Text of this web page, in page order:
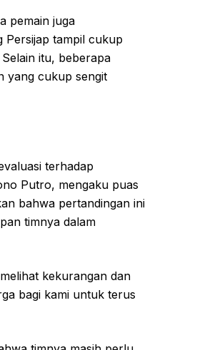
pemain juga
Persijap tampil cukup
itu, beberapa
yang cukup sengit
terhadap
Putro, mengaku puas
bahwa pertandingan ini
timnya dalam
kekurangan dan
bagi kami untuk terus